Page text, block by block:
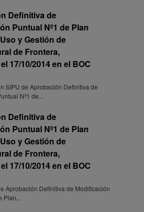
Definitiva de
Puntual Nº1 de Plan
y Gestión de
de Frontera,
17/10/2014 en el BOC
SIPU de Aprobación Definitiva de
Nº1 de...
Definitiva de
Puntual Nº1 de Plan
y Gestión de
de Frontera,
17/10/2014 en el BOC
Aprobación Definitiva de Modificación
Plan...